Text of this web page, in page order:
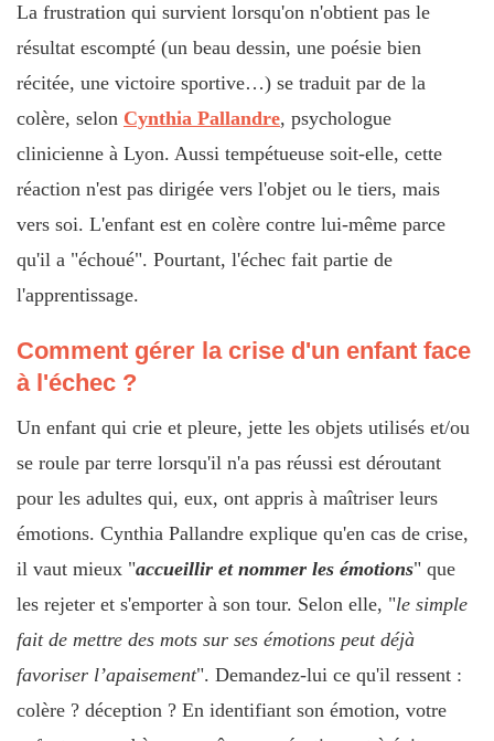
La frustration qui survient lorsqu'on n'obtient pas le
résultat escompté (un beau dessin, une poésie bien
récitée, une victoire sportive…) se traduit par de la
colère, selon Cynthia Pallandre, psychologue
clinicienne à Lyon. Aussi tempétueuse soit-elle, cette
réaction n'est pas dirigée vers l'objet ou le tiers, mais
vers soi. L'enfant est en colère contre lui-même parce
qu'il a "échoué". Pourtant, l'échec fait partie de
l'apprentissage.
Comment gérer la crise d'un enfant face
à l'échec ?
Un enfant qui crie et pleure, jette les objets utilisés et/ou
se roule par terre lorsqu'il n'a pas réussi est déroutant
pour les adultes qui, eux, ont appris à maîtriser leurs
émotions. Cynthia Pallandre explique qu'en cas de crise,
il vaut mieux "accueillir et nommer les émotions" que
les rejeter et s'emporter à son tour. Selon elle, "le simple
fait de mettre des mots sur ses émotions peut déjà
favoriser l’apaisement". Demandez-lui ce qu'il ressent :
colère ? déception ? En identifiant son émotion, votre